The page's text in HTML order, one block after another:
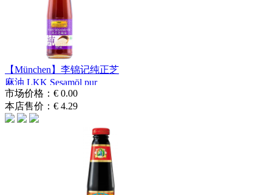
【München】李锦记纯正芝
麻油 LKK Sesamöl pur
207ml
市场价格： € 0.00
本店售价： € 4.29